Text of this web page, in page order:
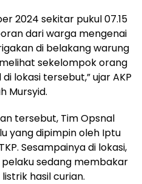
2024 sekitar pukul 07.15
dari warga mengenai
di belakang warung
sekelompok orang
lokasi tersebut,” ujar AKP
Mursyid.
tersebut, Tim Opsnal
yang dipimpin oleh Iptu
Sesampainya di lokasi,
sedang membakar
hasil curian.